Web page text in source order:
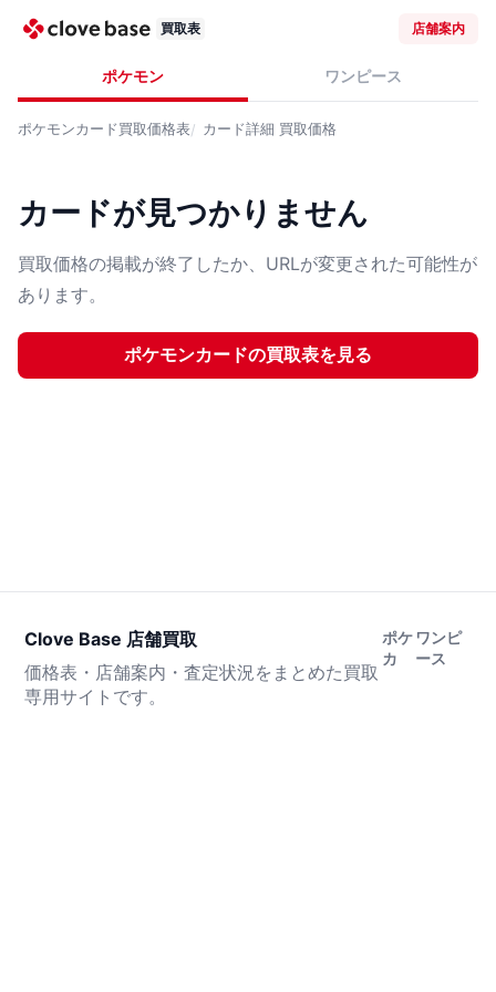
買取表 店舗案内
ポケモン ワンピース
ポケモンカード買取価格表 カード詳細 買取価格
カードが見つかりません
買取価格の掲載が終了したか、URLが変更された可能性が
あります。
ポケモンカードの買取表を見る
Clove Base 店舗買取
価格表・店舗案内・査定状況をまとめた買取
専用サイトです。
ポケ
カ
ワンピ
ース